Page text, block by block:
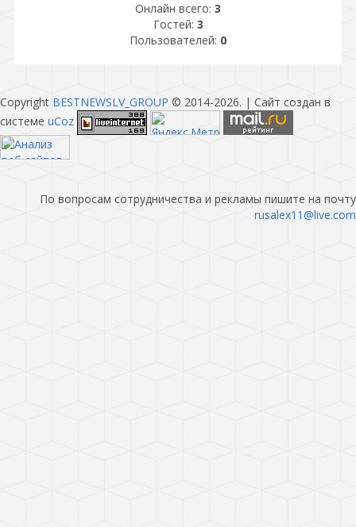
Онлайн всего: 3
Гостей: 3
Пользователей: 0
Copyright BESTNEWSLV_GROUP © 2014-2026. | Сайт создан в
системе uCoz
По вопросам сотрудничества и рекламы пишите на почту
rusalex11@live.com